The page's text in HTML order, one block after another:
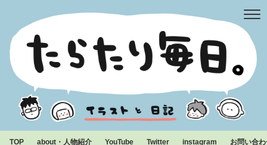
TOP about・人物紹介 YouTube Twitter instagram お問い合